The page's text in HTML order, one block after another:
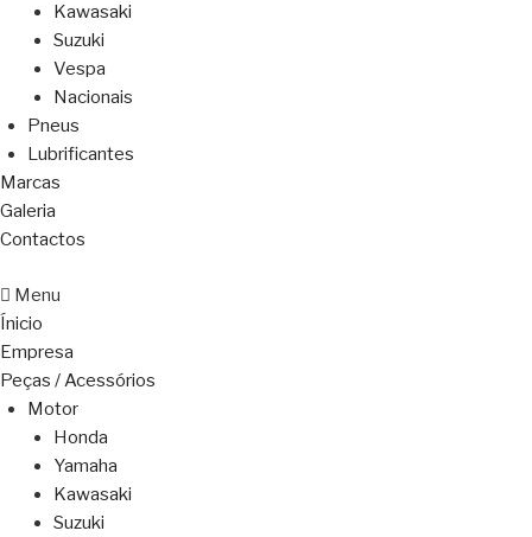
Kawasaki
Suzuki
Vespa
Nacionais
Pneus
Lubrificantes
Marcas
Galeria
Contactos
Menu
Ínicio
Empresa
Peças / Acessórios
Motor
Honda
Yamaha
Kawasaki
Suzuki